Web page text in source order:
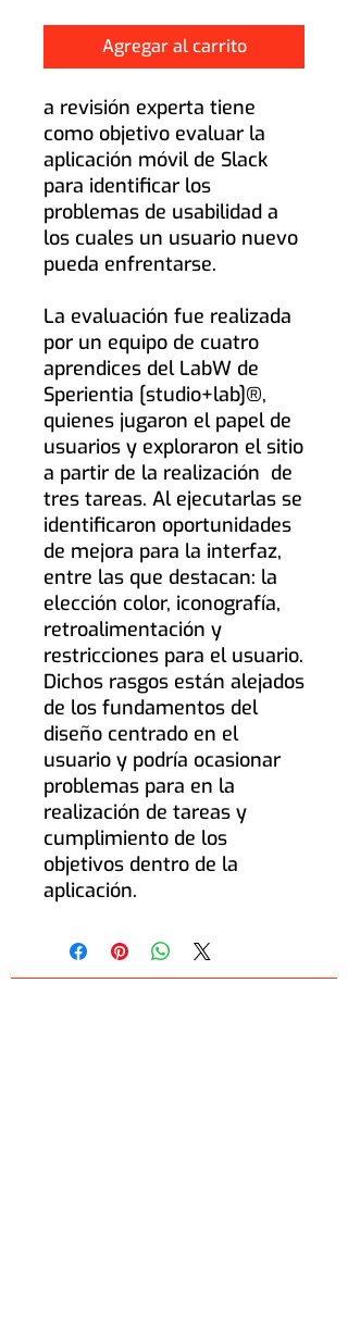
Agregar al carrito
a revisión experta tiene
como objetivo evaluar la
aplicación móvil de Slack
para identificar los
problemas de usabilidad a
los cuales un usuario nuevo
pueda enfrentarse.
La evaluación fue realizada
por un equipo de cuatro
aprendices del LabW de
Sperientia [studio+lab]®,
quienes jugaron el papel de
usuarios y exploraron el sitio
a partir de la realización de
tres tareas. Al ejecutarlas se
identificaron oportunidades
de mejora para la interfaz,
entre las que destacan: la
elección color, iconografía,
retroalimentación y
restricciones para el usuario.
Dichos rasgos están alejados
de los fundamentos del
diseño centrado en el
usuario y podría ocasionar
problemas para en la
realización de tareas y
cumplimiento de los
objetivos dentro de la
aplicación.